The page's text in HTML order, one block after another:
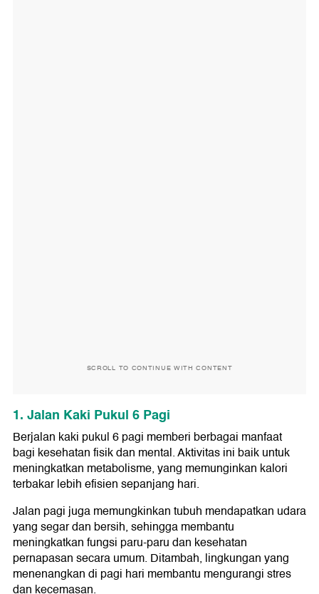
SCROLL TO CONTINUE WITH CONTENT
1. Jalan Kaki Pukul 6 Pagi
Berjalan kaki pukul 6 pagi memberi berbagai manfaat
bagi kesehatan fisik dan mental. Aktivitas ini baik untuk
meningkatkan metabolisme, yang memunginkan kalori
terbakar lebih efisien sepanjang hari.
Jalan pagi juga memungkinkan tubuh mendapatkan udara
yang segar dan bersih, sehingga membantu
meningkatkan fungsi paru-paru dan kesehatan
pernapasan secara umum. Ditambah, lingkungan yang
menenangkan di pagi hari membantu mengurangi stres
dan kecemasan.